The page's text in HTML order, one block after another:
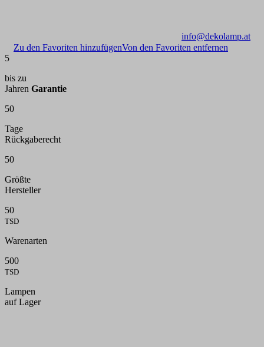
info@dekolamp.at
Zu den Favoriten hinzufügenVon den Favoriten entfernen
5
bis zu
Jahren Garantie
50
Tage
Rückgaberecht
50
Größte
Hersteller
50
TSD
Warenarten
500
TSD
Lampen
auf Lager